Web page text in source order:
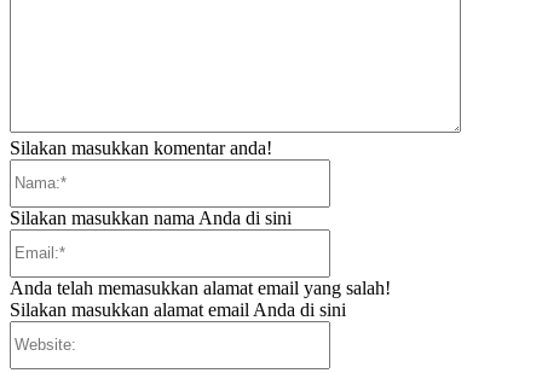
Silakan masukkan komentar anda!
Silakan masukkan nama Anda di sini
Anda telah memasukkan alamat email yang salah!
Silakan masukkan alamat email Anda di sini